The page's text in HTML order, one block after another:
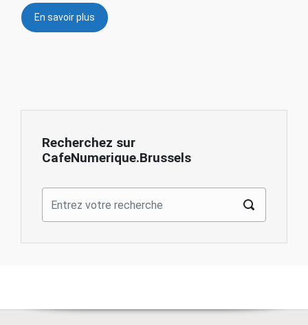
En savoir plus
Recherchez sur
CafeNumerique.Brussels